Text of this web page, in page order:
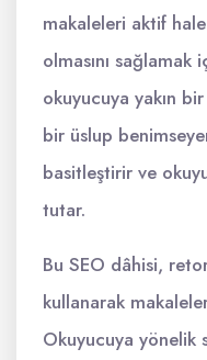
makaleleri aktif
olmasını
okuyucuya yakın
bir üslup
basitleştirir ve
tutar.
Bu SEO dâhisi,
kullanarak
Okuyucuya yönelik